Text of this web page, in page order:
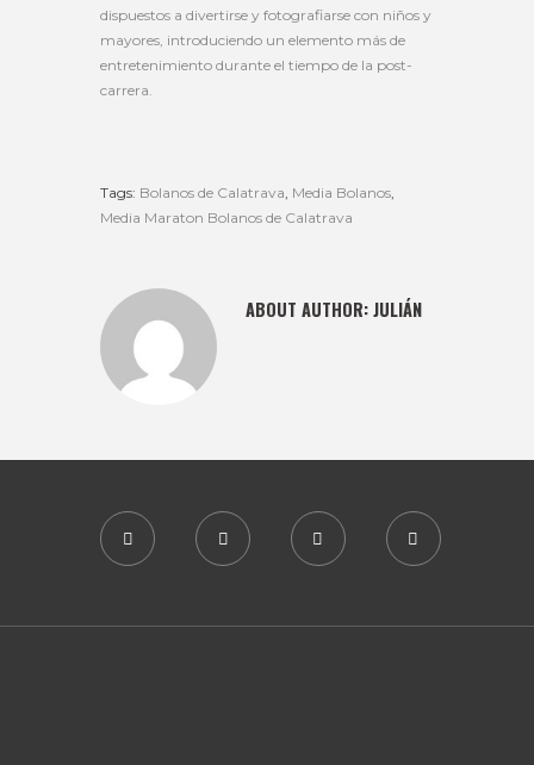
dispuestos a divertirse y fotografiarse con niños y
mayores, introduciendo un elemento más de
entretenimiento durante el tiempo de la post-
carrera.
Tags: Bolanos de Calatrava, Media Bolanos,
Media Maraton Bolanos de Calatrava
ABOUT AUTHOR:JULIÁN